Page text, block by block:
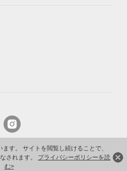
す。 サイトを閲覧し続けることで、
されます。 プライバシーポリシーを読
む>
Co., Ltd. All rights reserved.
ポリシー